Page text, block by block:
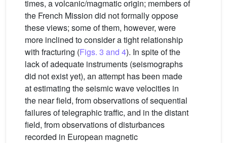
times, a volcanic/magmatic origin; members of
the French Mission did not formally oppose
these views; some of them, however, were
more inclined to consider a tight relationship
with fracturing (Figs. 3 and 4). In spite of the
lack of adequate instruments (seismographs
did not exist yet), an attempt has been made
at estimating the seismic wave velocities in
the near field, from observations of sequential
failures of telegraphic traffic, and in the distant
field, from observations of disturbances
recorded in European magnetic